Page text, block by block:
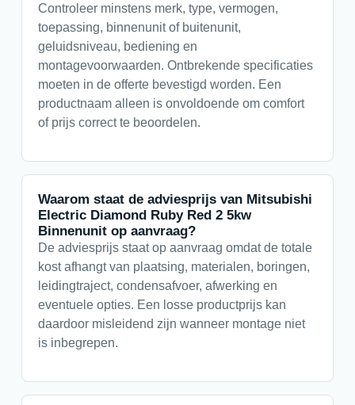
Controleer minstens merk, type, vermogen,
toepassing, binnenunit of buitenunit,
geluidsniveau, bediening en
montagevoorwaarden. Ontbrekende specificaties
moeten in de offerte bevestigd worden. Een
productnaam alleen is onvoldoende om comfort
of prijs correct te beoordelen.
Waarom staat de adviesprijs van Mitsubishi
Electric Diamond Ruby Red 2 5kw
Binnenunit op aanvraag?
De adviesprijs staat op aanvraag omdat de totale
kost afhangt van plaatsing, materialen, boringen,
leidingtraject, condensafvoer, afwerking en
eventuele opties. Een losse productprijs kan
daardoor misleidend zijn wanneer montage niet
is inbegrepen.